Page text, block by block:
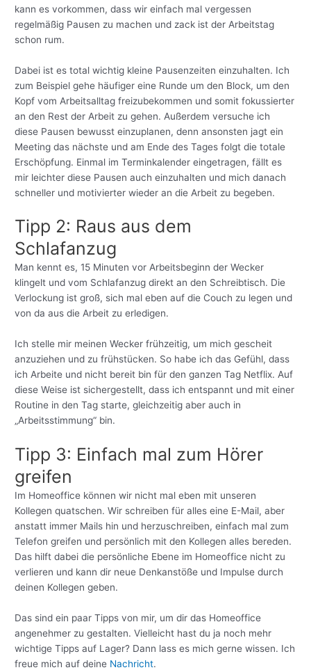
kann es vorkommen, dass wir einfach mal vergessen
regelmäßig Pausen zu machen und zack ist der Arbeitstag
schon rum.
Dabei ist es total wichtig kleine Pausenzeiten einzuhalten. Ich
zum Beispiel gehe häufiger eine Runde um den Block, um den
Kopf vom Arbeitsalltag freizubekommen und somit fokussierter
an den Rest der Arbeit zu gehen. Außerdem versuche ich
diese Pausen bewusst einzuplanen, denn ansonsten jagt ein
Meeting das nächste und am Ende des Tages folgt die totale
Erschöpfung. Einmal im Terminkalender eingetragen, fällt es
mir leichter diese Pausen auch einzuhalten und mich danach
schneller und motivierter wieder an die Arbeit zu begeben.
Tipp 2: Raus aus dem
Schlafanzug
Man kennt es, 15 Minuten vor Arbeitsbeginn der Wecker
klingelt und vom Schlafanzug direkt an den Schreibtisch. Die
Verlockung ist groß, sich mal eben auf die Couch zu legen und
von da aus die Arbeit zu erledigen.
Ich stelle mir meinen Wecker frühzeitig, um mich gescheit
anzuziehen und zu frühstücken. So habe ich das Gefühl, dass
ichArbeite und nicht bereit bin für den ganzen Tag Netflix. Auf
diese Weise ist sichergestellt, dass ich entspannt und mit einer
Routine in den Tag starte, gleichzeitig aber auch in
„Arbeitsstimmung“ bin.
Tipp 3: Einfach mal zum Hörer
greifen
Im Homeoffice können wir nicht mal eben mit unseren
Kollegen quatschen. Wir schreiben für alles eine E-Mail, aber
anstatt immer Mails hin und herzuschreiben, einfach mal zum
Telefon greifen und persönlich mit den Kollegen alles bereden.
Das hilft dabei die persönliche Ebene im Homeoffice nicht zu
verlieren und kann dir neue Denkanstöße und Impulse durch
deinen Kollegen geben.
Das sind ein paar Tipps von mir, um dir das Homeoffice
angenehmer zu gestalten. Vielleicht hast du ja noch mehr
wichtige Tipps auf Lager? Dann lass es mich gerne wissen. Ich
freue mich auf deine Nachricht.